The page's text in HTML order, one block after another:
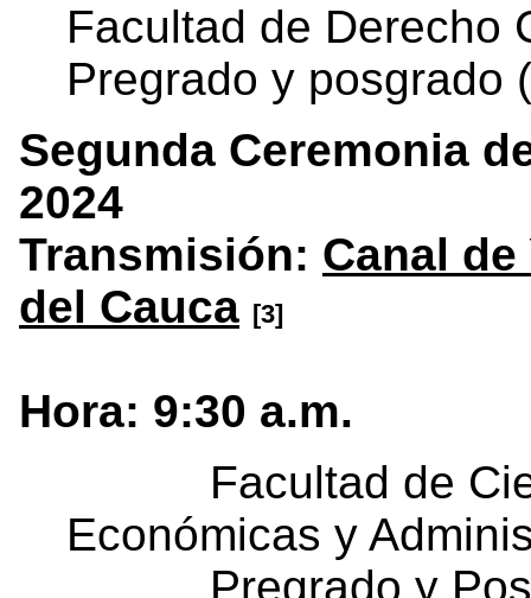
Facultad de Derecho
Pregrado y posgrado
Segunda Ceremonia
2024
Transmisión: Canal
del Cauca [3]
Hora: 9:30 a.m.
Facultad de
Económicas y
Pregrado y